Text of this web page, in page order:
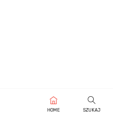
HOME SZUKAJ